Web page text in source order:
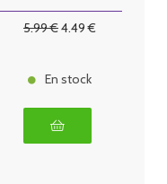
5.99€4.49 €
En stock